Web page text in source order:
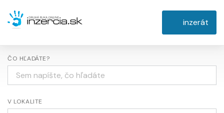
inzerát
ČO HĽADÁTE?
V LOKALITE